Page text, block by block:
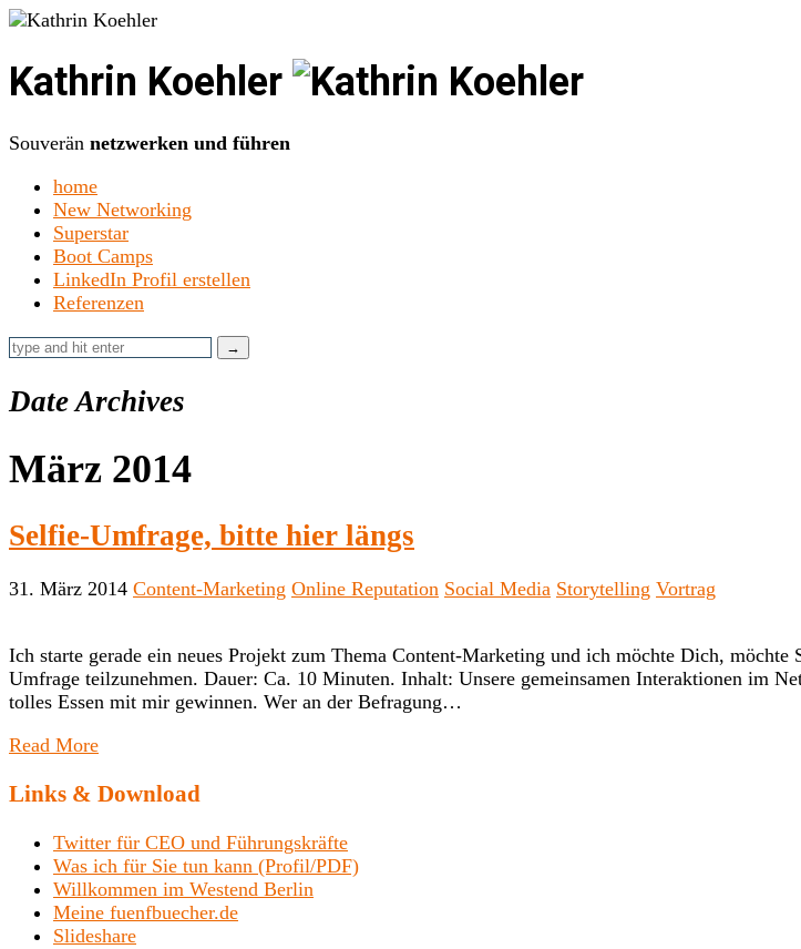
Kathrin Koehler
Souverän netzwerken und führen
home
New Networking
Superstar
Boot Camps
LinkedIn Profil erstellen
Referenzen
Date Archives
März 2014
Selfie-Umfrage, bitte hier längs
31. März 2014 Content-Marketing Online Reputation Social Media Storytelling Vortrag
Ich starte gerade ein neues Projekt zum Thema Content-Marketing und ich möchte Dich,
Umfrage teilzunehmen. Dauer: Ca. 10 Minuten. Inhalt: Unsere gemeinsamen Interaktionen im
tolles Essen mit mir gewinnen. Wer an der Befragung…
Read More
Links & Download
Twitter für CEO und Führungskräfte
Was ich für Sie tun kann (Profil/PDF)
Willkommen im Westend Berlin
Meine fuenfbuecher.de
Slideshare